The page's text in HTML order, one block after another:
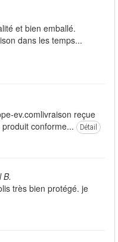
et bien emballé.
dans les temps...
ev.comlivraison reçue
conforme...
Détail
B.
très bien protégé. je